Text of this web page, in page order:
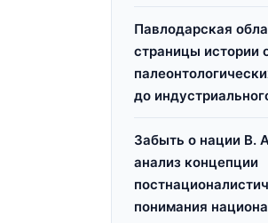
Павлодарская
страницы истории
до
Забыть о нации В.
анализ концепции
понимания